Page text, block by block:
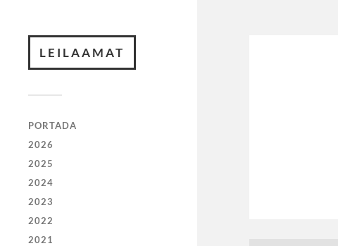
LEILAAMAT
PORTADA
2026
2025
2024
2023
2022
2021